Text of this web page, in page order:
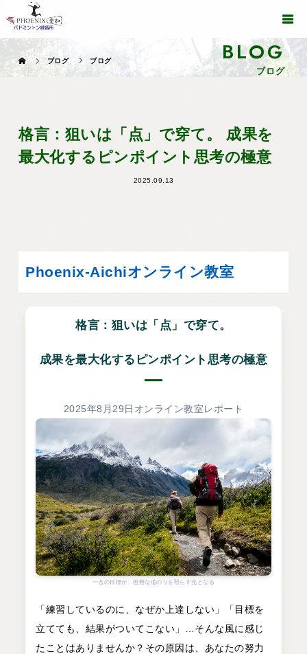
BLOG
ブログ
ブログ ブログ
格言：狙いは「点」で穿て。 成果を
最大化するピンポイント思考の極意
2025.09.13
Phoenix-Aichiオンライン教室
格言：狙いは「点」で穿て。
成果を最大化するピンポイント思考の極意
2025年8月29日オンライン教室レポート
一点の目標が、困難な道のりを照らす光となる
「練習しているのに、なぜか上達しない」「目標を
立てても、結果がついてこない」…そんな風に感じ
たことはありませんか？その原因は、あなたの努力